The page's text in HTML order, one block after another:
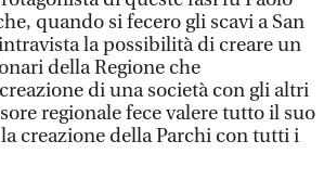
quando si fecero gli scavi a San
la possibilità di creare un
della Regione che
di una società con gli altri
regionale fece valere tutto il suo
creazione della Parchi con tutti i